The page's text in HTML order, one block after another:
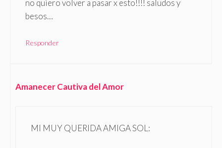
no quiero volver a pasar x esto!!!! saludos y
besos…
Responder
Amanecer Cautiva del Amor
MI MUY QUERIDA AMIGA SOL: